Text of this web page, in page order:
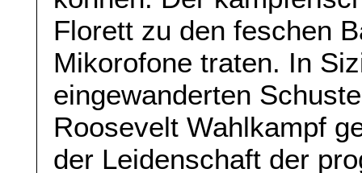
Florett zu den feschen
Mikorofone traten. In
eingewanderten
Roosevelt Wahlkampf
der Leidenschaft der